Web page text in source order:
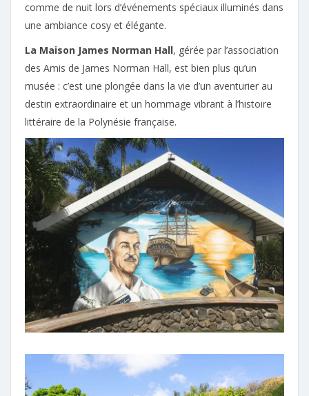
comme de nuit lors d’événements spéciaux illuminés dans
une ambiance cosy et élégante.
La Maison James Norman Hall, gérée par l’association
des Amis de James Norman Hall, est bien plus qu’un
musée : c’est une plongée dans la vie d’un aventurier au
destin extraordinaire et un hommage vibrant à l’histoire
littéraire de la Polynésie française.